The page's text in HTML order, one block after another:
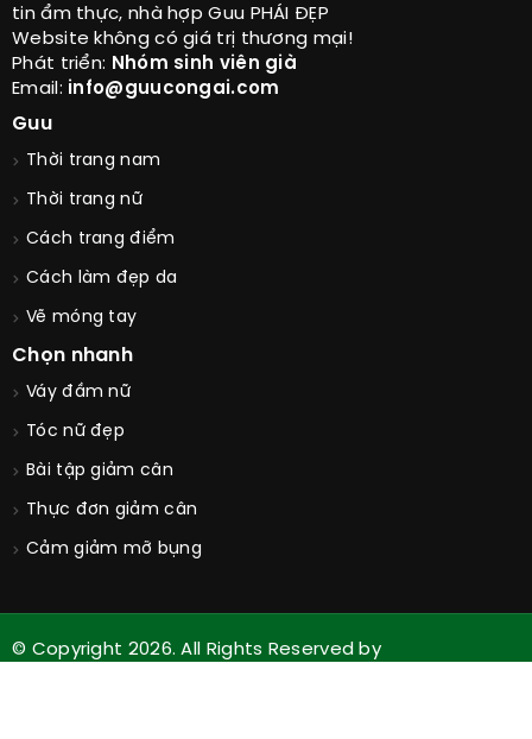
tin ẩm thực, nhà hợp Guu PHÁI ĐẸP
Website không có giá trị thương mại!
Phát triển: Nhóm sinh viên già
Email: info@guucongai.com
Guu
Thời trang nam
Thời trang nữ
Cách trang điểm
Cách làm đẹp da
Vẽ móng tay
Chọn nhanh
Váy đầm nữ
Tóc nữ đẹp
Bài tập giảm cân
Thực đơn giảm cân
Cảm giảm mỡ bụng
© Copyright 2026. All Rights Reserved by